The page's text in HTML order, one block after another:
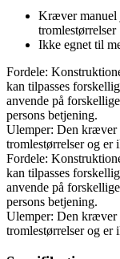
Kræver manuel
tromlestørrelser
Ikke egnet til
Fordele:
kan tilpasses
anvende på
persons betjening.
Ulemper: Den kræver
tromlestørrelser og er
Fordele:
kan tilpasses
anvende på
persons betjening.
Ulemper: Den kræver
tromlestørrelser og er